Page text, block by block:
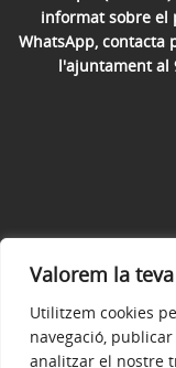
Valorem la
Utilitzem cookies
navegació,
analitzar el nostre
informat sobre el
WhatsApp, contacta
l'ajuntament al